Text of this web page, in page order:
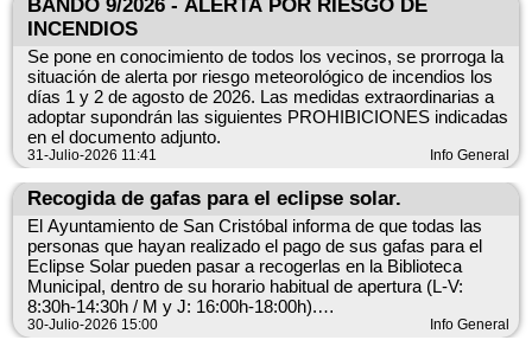
Su música es un viaje entre tradición y modernidad, un
homenaje a las personas y colectivos que han marcado su
con un concierto lleno de energía, sensibilidad y ese sonido
tan característico que conecta con el público desde el primer
minuto.
Ven a disfrutar del primer concierto del ciclo, una noche para
celebrar la cultura, el verano y la música en directo.
📅 7 de agosto
🕘 A las nueve
BANDO 9/2026 - ALERTA POR RIESGO DE
INCENDIOS
Se pone en conocimiento de todos los vecinos, se prorroga la
situación de alerta por riesgo meteorológico de incendios los
días 1 y 2 de agosto de 2026. Las medidas extraordinarias a
adoptar supondrán las siguientes PROHIBICIONES indicadas
en el documento adjunto.
31-Julio-2026 11:41 Info General
Recogida de gafas para el eclipse solar.
El Ayuntamiento de San Cristóbal informa de que todas las
personas que hayan realizado el pago de sus gafas para el
Eclipse Solar pueden pasar a recogerlas en la Biblioteca
Municipal, dentro de su horario habitual de apertura (L-V:
8:30h-14:30h / M y J: 16:00h-18:00h).
30-Julio-2026 15:00 Info General